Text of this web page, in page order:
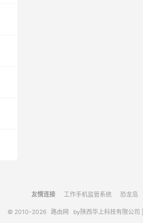
友情连接 工作手机监管系统 恐龙岛
© 2010-2026 路由网 by陕西华上科技有限公司 |